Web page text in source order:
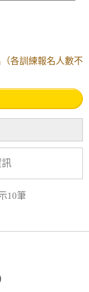
各訓練報名人數不
訊
10筆